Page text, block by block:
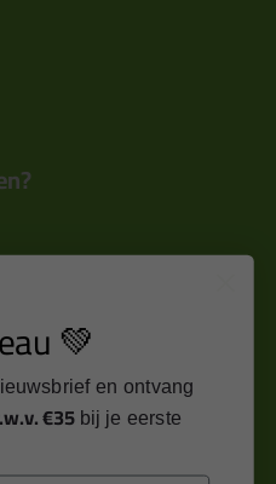
rechtstreeks in je
💚
en ontvang
€35 bij je eerste